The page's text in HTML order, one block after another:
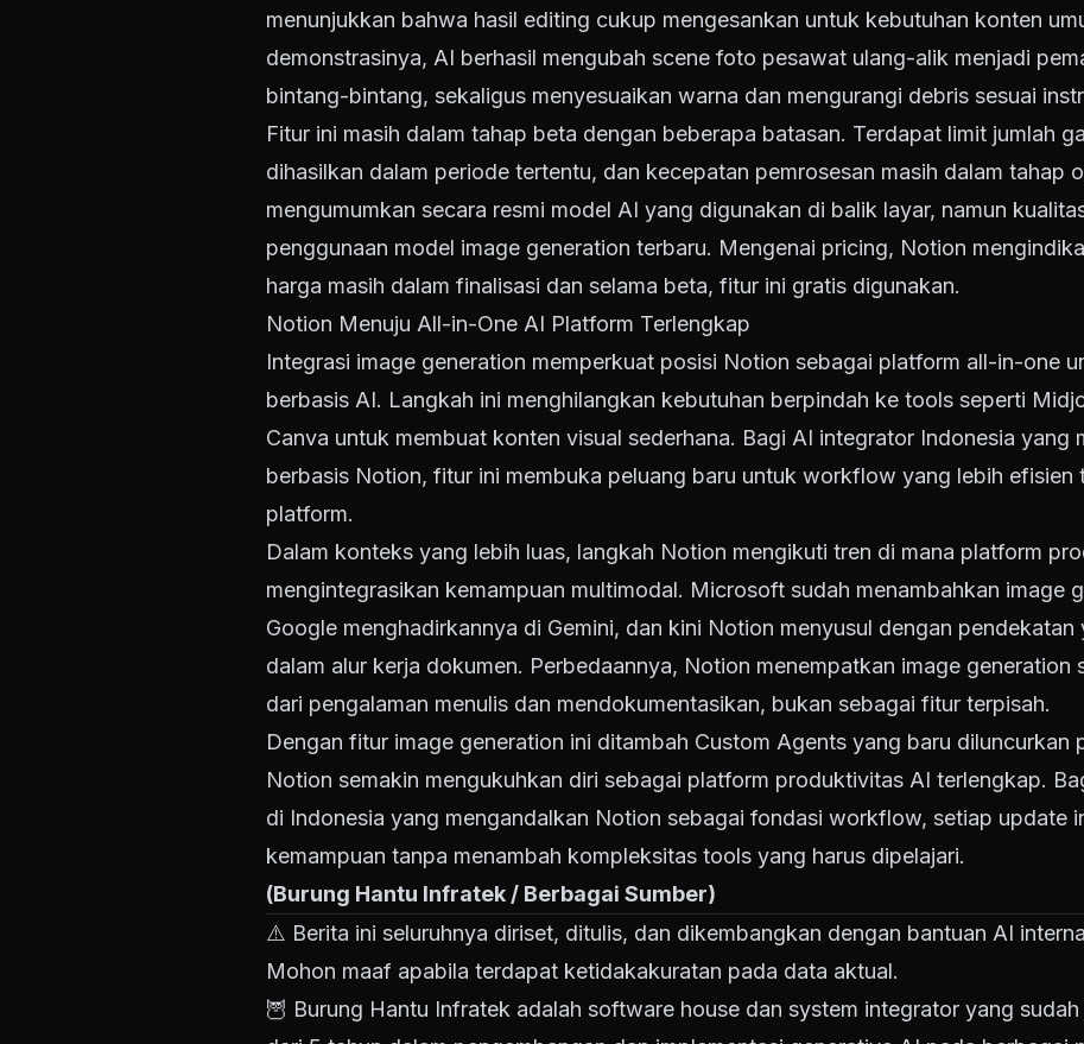
menunjukkan bahwa hasil editing cukup mengesankan untuk kebutuhan konten
demonstrasinya, AI berhasil mengubah scene foto pesawat ulang-alik menjadi
bintang-bintang, sekaligus menyesuaikan warna dan mengurangi debris sesuai
Fitur ini masih dalam tahap beta dengan beberapa batasan. Terdapat limit jumlah
dihasilkan dalam periode tertentu, dan kecepatan pemrosesan masih dalam tahap
mengumumkan secara resmi model AI yang digunakan di balik layar, namun
penggunaan model image generation terbaru. Mengenai pricing, Notion
harga masih dalam finalisasi dan selama beta, fitur ini gratis digunakan.
Notion Menuju All-in-One AI Platform Terlengkap
Integrasi image generation memperkuat posisi Notion sebagai platform all-in-one
berbasis AI. Langkah ini menghilangkan kebutuhan berpindah ke tools seperti
Canva untuk membuat konten visual sederhana. Bagi AI integrator Indonesia yang
berbasis Notion, fitur ini membuka peluang baru untuk workflow yang lebih efisien
platform.
Dalam konteks yang lebih luas, langkah Notion mengikuti tren di mana platform
mengintegrasikan kemampuan multimodal. Microsoft sudah menambahkan image
Google menghadirkannya di Gemini, dan kini Notion menyusul dengan
dalam alur kerja dokumen. Perbedaannya, Notion menempatkan image generation
dari pengalaman menulis dan mendokumentasikan, bukan sebagai fitur terpisah.
Dengan fitur image generation ini ditambah Custom Agents yang baru diluncurkan
Notion semakin mengukuhkan diri sebagai platform produktivitas AI terlengkap.
di Indonesia yang mengandalkan Notion sebagai fondasi workflow, setiap update
kemampuan tanpa menambah kompleksitas tools yang harus dipelajari.
(Burung Hantu Infratek / Berbagai Sumber)
⚠️ Berita ini seluruhnya diriset, ditulis, dan dikembangkan dengan bantuan AI
Mohon maaf apabila terdapat ketidakakuratan pada data aktual.
🦉 Burung Hantu Infratek adalah software house dan system integrator yang